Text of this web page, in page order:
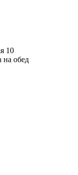
10
на обед